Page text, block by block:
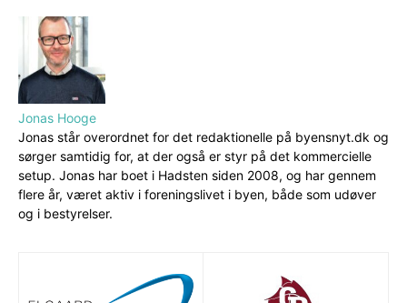
Jonas Hooge
Jonas står overordnet for det redaktionelle på byensnyt.dk og
sørger samtidig for, at der også er styr på det kommercielle
setup. Jonas har boet i Hadsten siden 2008, og har gennem
flere år, været aktiv i foreningslivet i byen, både som udøver
og i bestyrelser.